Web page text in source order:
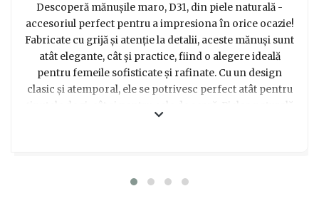
Descoperă mănușile maro, D31, din piele naturală -
accesoriul perfect pentru a impresiona în orice ocazie!
Fabricate cu grijă și atenție la detalii, aceste mănuși sunt
atât elegante, cât și practice, fiind o alegere ideală
pentru femeile sofisticate și rafinate. Cu un design
clasic și atemporal, ele se potrivesc perfect atât pentru
ținutele de zi, cât și pentru cele de seară. Pielea naturală
originalitate. Alege acest cadou cu încredere și